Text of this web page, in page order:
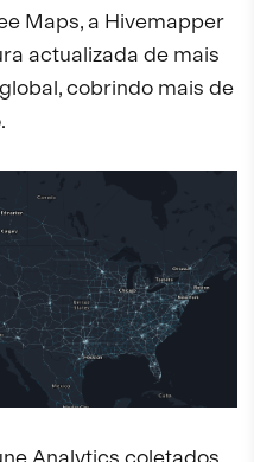
Maps, a Hivemapper
actualizada de mais
cobrindo mais de